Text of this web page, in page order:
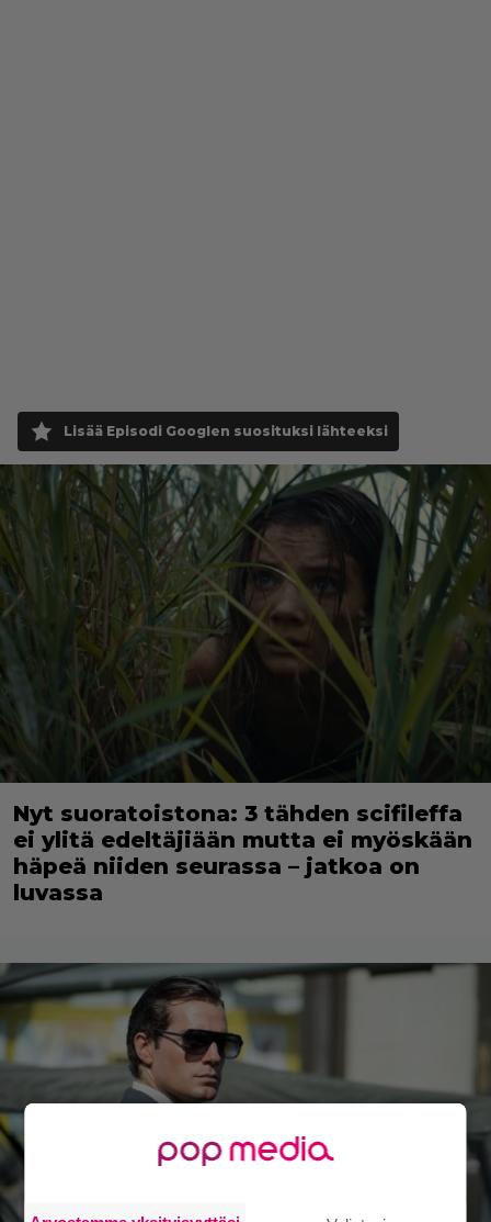
Lisää Episodi Googlen suosituksi lähteeksi
Nyt suoratoistona: 3 tähden scifileffa
ei ylitä edeltäjiään mutta ei myöskään
häpeä niiden seurassa – jatkoa on
luvassa